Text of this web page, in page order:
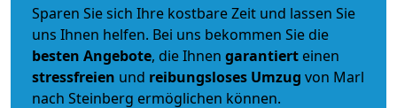
Sparen Sie sich Ihre kostbare Zeit und lassen Sie
uns Ihnen helfen. Bei uns bekommen Sie die
besten Angebote, die Ihnen garantiert einen
stressfreien und reibungsloses Umzug von Marl
nach Steinberg ermöglichen können.